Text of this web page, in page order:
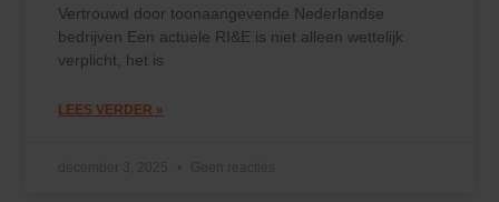
Vertrouwd door toonaangevende Nederlandse
bedrijven Een actuele RI&E is niet alleen wettelijk
verplicht, het is
LEES VERDER »